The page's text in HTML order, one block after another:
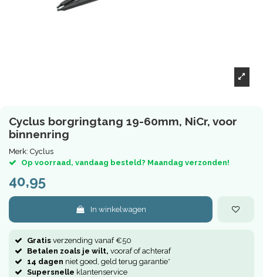
Cyclus borgringtang 19-60mm, NiCr, voor
binnenring
Merk: Cyclus
Op voorraad, vandaag besteld? Maandag verzonden!
40,95
In winkelwagen
Gratis verzending vanaf €50
Betalen zoals je wilt, vooraf of achteraf
14 dagen niet goed, geld terug garantie*
Supersnelle klantenservice